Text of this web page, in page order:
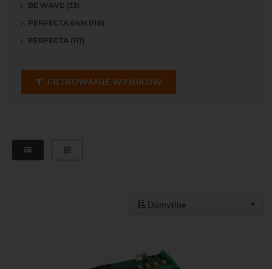
BE WAVE (33)
PERFECTA 64M (118)
PERFECTA (111)
FILTROWANIE WYNIKÓW
Domyślne